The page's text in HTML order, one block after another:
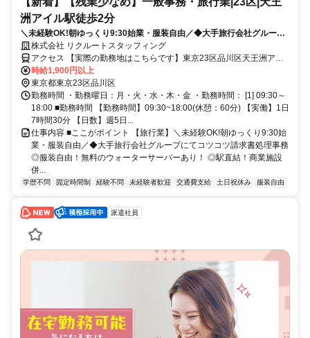
洲アイル駅徒歩2分
＼未経験OK!朝ゆっくり9:30始業・服装自由／◆大手旅行会社グループ
にてコツコツ請求書処理事務◎服装自由！無料のウォーターサーバーあ
り！
株式会社 リクルートスタッフィング
アクセス 【実際の勤務地はこちらです】東京23区品川区天王洲アイ
ル駅徒歩2分品川駅徒歩18分
時給1,900円以上
東京都東京23区品川区
勤務時間 ・勤務曜日：月・火・水・木・金 ・勤務時間： [1] 09:30～
18:00 ■勤務時間 【勤務時間】09:30~18:00(休憩：60分) 【実働】1日
7時間30分 【日数】週5日...
仕事内容 ■ここがポイント 【旅行業】＼未経験OK!朝ゆっくり9:30始
業・服装自由／◆大手旅行会社グループにてコツコツ請求書処理事務
◎服装自由！無料のウォーターサーバーあり！ ◎駅直結！商業施設
併...
学歴不問 固定時間制 経験不問 未経験者歓迎 交通費支給 土日祝休み 服装自由
派遣社員